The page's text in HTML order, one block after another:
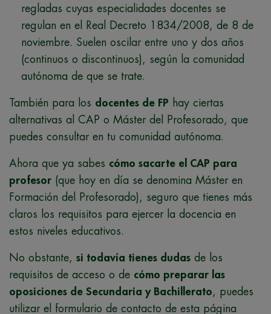
regladas cuyas especialidades docentes se
regulan en el Real Decreto 1834/2008, de 8 de
noviembre. Suelen oscilar entre uno y dos años
(continuos o discontinuos), según la comunidad
autónoma de que se trate.
También para los docentes de FP hay ciertas
alternativas al CAP o Máster del Profesorado, que
puedes consultar en tu comunidad autónoma.
Ahora que ya sabes cómo sacarte el CAP para
profesor (que hoy en día se denomina Máster en
Formación del Profesorado), seguro que tienes más
claros los requisitos para ejercer la docencia en
estos niveles educativos.
No obstante, si todavía tienes dudas de los
requisitos de acceso o de cómo preparar las
oposiciones de Secundaria y Bachillerato, puedes
utilizar el formulario de contacto de esta página